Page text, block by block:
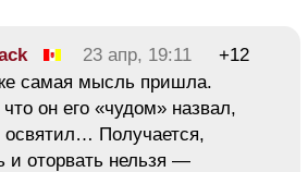
23 апр, 19:11
+12
самая мысль пришла.
он его «чудом» назвал,
освятил… Получается,
и оторвать нельзя —